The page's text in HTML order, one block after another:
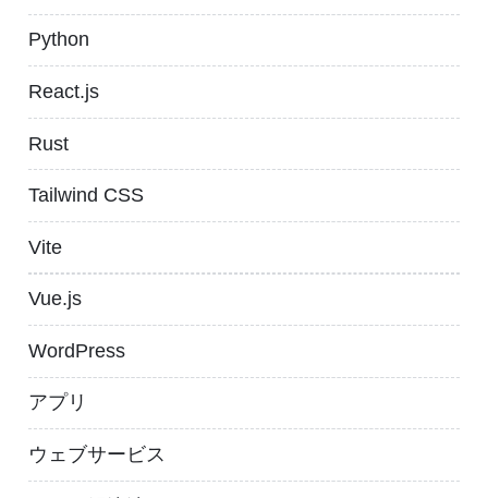
Python
React.js
Rust
Tailwind CSS
Vite
Vue.js
WordPress
アプリ
ウェブサービス